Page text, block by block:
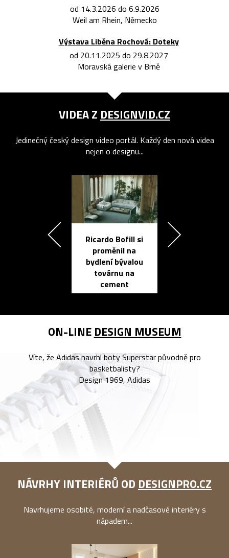
od 14.3.2026 do 6.9.2026
Weil am Rhein, Německo
Výstava Liběna Rochová: Doteky
od 20.11.2025 do 29.8.2027
Moravská galerie v Brně
VIDEA Z DESIGNVID.CZ
Jedinečný český design video portál. Každý den nová videa
nejen o designu...
Ricardo Bofill si
proměnil na
bydlení bývalou
továrnu na
cement
ON-LINE DESIGN MUSEUM
Víte, že Adidas navrhl boty Superstar původně pro
basketbalisty?
Design 1969, Adidas
NÁVRHY INTERIÉRŮ OD DESIGNPRO.CZ
Navrhujeme osobité, moderní a nadčasové interiéry s
nápadem...